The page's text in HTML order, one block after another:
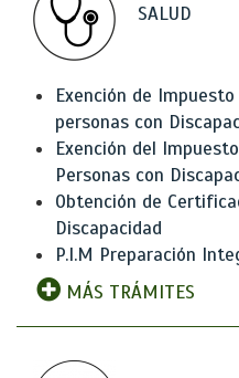
SALUD
Exención de
personas con
Exención del
Personas con
Obtención de
Discapacidad
P.I.M Preparación
MÁS TRÁMITES